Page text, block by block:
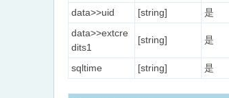
data>>uid
[string] 是
data>>extcre
dits1
[string] 是
sqltime [string] 是